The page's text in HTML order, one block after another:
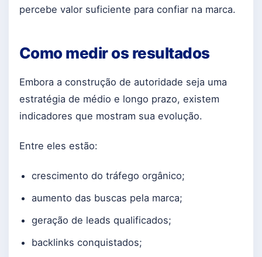
percebe valor suficiente para confiar na marca.
Como medir os resultados
Embora a construção de autoridade seja uma
estratégia de médio e longo prazo, existem
indicadores que mostram sua evolução.
Entre eles estão:
crescimento do tráfego orgânico;
aumento das buscas pela marca;
geração de leads qualificados;
backlinks conquistados;